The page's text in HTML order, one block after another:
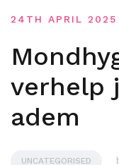
24TH APRIL 2025
verhelp
adem
UNCATEGORISED